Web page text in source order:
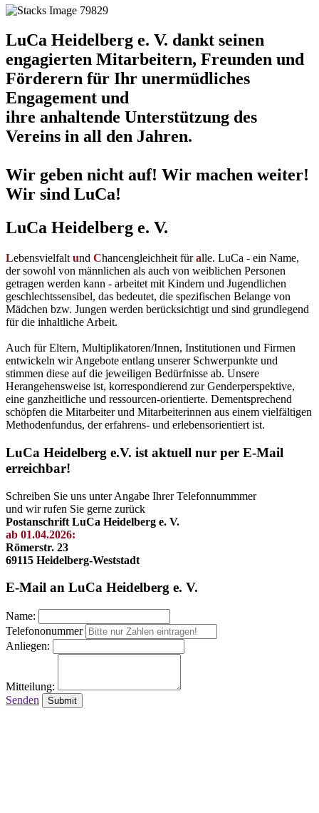
LuCa Heidelberg e. V. dankt seinen
engagierten Mitarbeitern, Freunden und
Förderern für Ihr unermüdliches
Engagement und
ihre anhaltende Unterstützung des
Vereins in all den Jahren.
Wir geben nicht auf! Wir machen weiter!
Wir sind LuCa!
LuCa Heidelberg e. V.
Lebensvielfalt und Chancengleichheit füralle. LuCa - ein Name,
der sowohl von männlichen als auch von weiblichen Personen
getragen werden kann - arbeitet mit Kindern und Jugendlichen
geschlechtssensibel, das bedeutet, die spezifischen Belange von
Mädchen bzw. Jungen werden berücksichtigt und sind grundlegend
für die inhaltliche Arbeit.
Auch für Eltern, Multiplikatoren/Innen, Institutionen und Firmen
entwickeln wir Angebote entlang unserer Schwerpunkte und
stimmen diese auf die jeweiligen Bedürfnisse ab. Unsere
Herangehensweise ist, korrespondierend zur Genderperspektive,
eine ganzheitliche und ressourcen-orientierte. Dementsprechend
schöpfen die Mitarbeiter und Mitarbeiterinnen aus einem vielfältigen
Methodenfundus, der erfahrens- und erlebensorientiert ist.
LuCa Heidelberg e.V. ist aktuell nur per E-Mail
erreichbar!
Schreiben Sie uns unter Angabe Ihrer Telefonnummmer
und wir rufen Sie gerne zurück
Postanschrift LuCa Heidelberg e. V.
ab 01.04.2026:
Römerstr. 23
69115 Heidelberg-Weststadt
E-Mail an LuCa Heidelberg e. V.
Name:
Telefononummer
Anliegen:
Mitteilung:
Senden